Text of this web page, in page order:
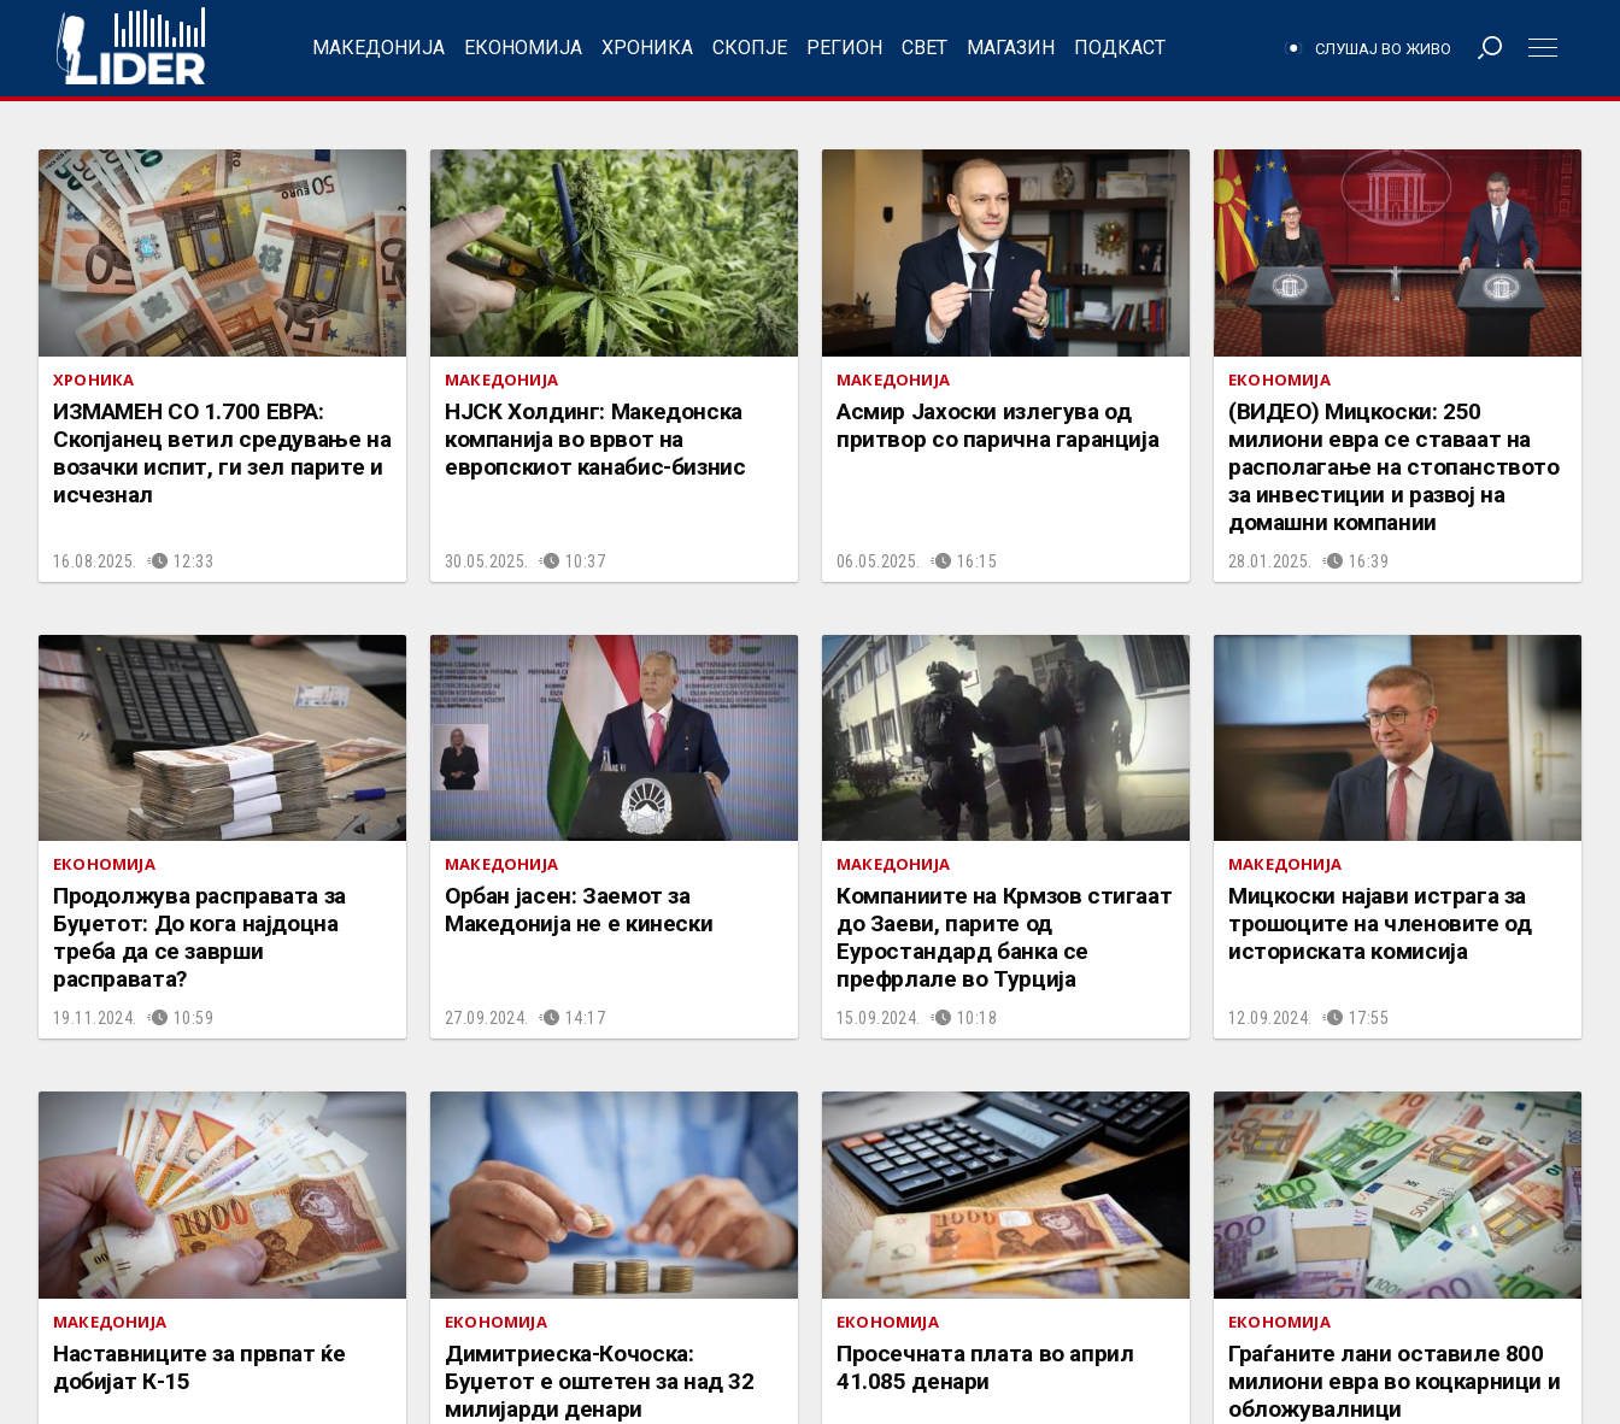
МАКЕДОНИЈА ЕКОНОМИЈА ХРОНИКА СКОПЈЕ РЕГИОН СВЕТ МАГАЗИН ПОДКАСТ СЛУШАЈ ВО ЖИВО
ХРОНИКА
ИЗМАМЕН СО 1.700 ЕВРА:
Скопјанец ветил средување на
возачки испит, ги зел парите и
исчезнал
16.08.2025. 12:33
МАКЕДОНИЈА
НЈСК Холдинг: Македонска
компанија во врвот на
европскиот канабис-бизнис
30.05.2025. 10:37
МАКЕДОНИЈА
Асмир Јахоски излегува од
притвор со парична гаранција
06.05.2025. 16:15
ЕКОНОМИЈА
(ВИДЕО) Мицкоски: 250
милиони евра се ставаат на
располагање на стопанството
за инвестиции и развој на
домашни компании
28.01.2025. 16:39
ЕКОНОМИЈА
Продолжува расправата за
Буџетот: До кога најдоцна
треба да се заврши
расправата?
19.11.2024. 10:59
МАКЕДОНИЈА
Орбан јасен: Заемот за
Македонија не е кинески
27.09.2024. 14:17
МАКЕДОНИЈА
Компаниите на Крмзов стигаат
до Заеви, парите од
Еуростандард банка се
префрлале во Турција
15.09.2024. 10:18
МАКЕДОНИЈА
Мицкоски најави истрага за
трошoците на членовите од
историската комисија
12.09.2024. 17:55
МАКЕДОНИЈА
Наставниците за првпат ќе
добијат К-15
ЕКОНОМИЈА
Димитриеска-Кочоска:
Буџетот е оштетен за над 32
милијарди денари
ЕКОНОМИЈА
Просечната плата во април
41.085 денари
ЕКОНОМИЈА
Граѓаните лани оставиле 800
милиони евра во коцкарници и
обложувалници